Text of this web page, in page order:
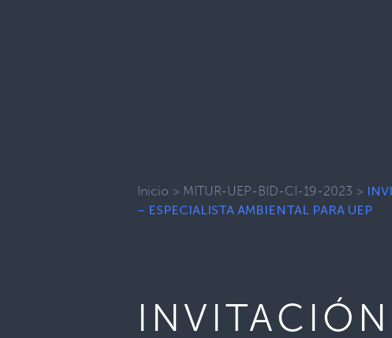
Inicio > MITUR-UEP-BID-CI-19-2023 >
– ESPECIALISTA AMBIENTAL PARA UEP